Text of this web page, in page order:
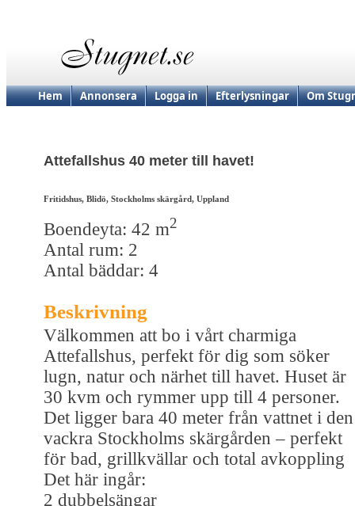
Hem Annonsera Logga in Efterlysningar Om
Attefallshus 40 meter till havet!
Fritidshus, Blidö, Stockholms skärgård, Uppland
Boendeyta: 42 m2
Antal rum: 2
Antal bäddar: 4
Beskrivning
Välkommen att bo i vårt charmiga
Attefallshus, perfekt för dig som söker
lugn, natur och närhet till havet. Huset är
30 kvm och rymmer upp till 4 personer.
Det ligger bara 40 meter från vattnet i den
vackra Stockholms skärgården – perfekt
för bad, grillkvällar och total avkoppling
Det här ingår:
2 dubbelsängar